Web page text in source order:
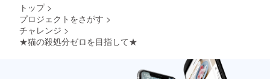
トップ >
プロジェクトをさがす >
チャレンジ >
★猫の殺処分ゼロを目指して★